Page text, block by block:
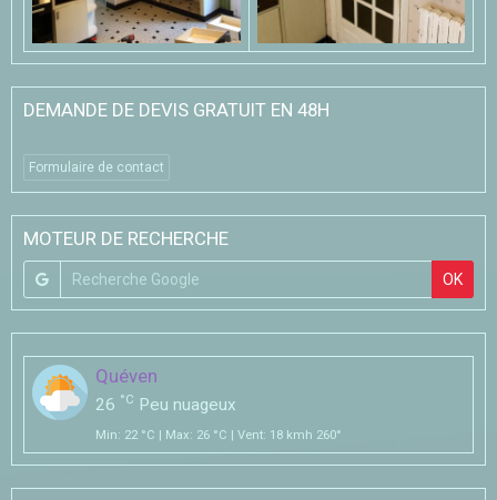
DEMANDE DE DEVIS GRATUIT EN 48H
Formulaire de contact
MOTEUR DE RECHERCHE
OK
Quéven
26 °C Peu nuageux
Min: 22 °C | Max: 26 °C | Vent: 18 kmh 260°